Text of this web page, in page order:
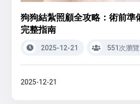
狗狗結紮照顧全攻略：術前準
完整指南
2025-12-21 551次瀏覽
2025-12-21